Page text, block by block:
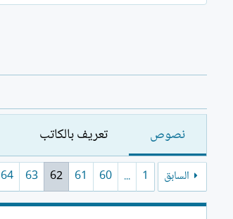
نصوص تعريف بالكاتب
السابق 1
...
60
61
62
63
64